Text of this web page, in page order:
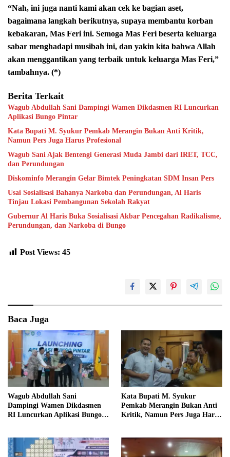
“Nah, ini juga nanti kami akan cek ke bagian aset,
bagaimana langkah berikutnya, supaya membantu korban
kebakaran, Mas Feri ini. Semoga Mas Feri beserta keluarga
sabar menghadapi musibah ini, dan yakin kita bahwa Allah
akan menggantikan yang terbaik untuk keluarga Mas Feri,”
tambahnya. (*)
Berita Terkait
Wagub Abdullah Sani Dampingi Wamen Dikdasmen RI Luncurkan
Aplikasi Bungo Pintar
Kata Bupati M. Syukur Pemkab Merangin Bukan Anti Kritik,
Namun Pers Juga Harus Profesional
Wagub Sani Ajak Bentengi Generasi Muda Jambi dari IRET, TCC,
dan Perundungan
Diskominfo Merangin Gelar Bimtek Peningkatan SDM Insan Pers
Usai Sosialisasi Bahanya Narkoba dan Perundungan, Al Haris
Tinjau Lokasi Pembangunan Sekolah Rakyat
Gubernur Al Haris Buka Sosialisasi Akbar Pencegahan Radikalisme,
Perundungan, dan Narkoba di Bungo
Post Views: 45
Baca Juga
Wagub Abdullah Sani
Dampingi Wamen Dikdasmen
RI Luncurkan Aplikasi Bungo
Kata Bupati M. Syukur
Pemkab Merangin Bukan Anti
Kritik, Namun Pers Juga Harus